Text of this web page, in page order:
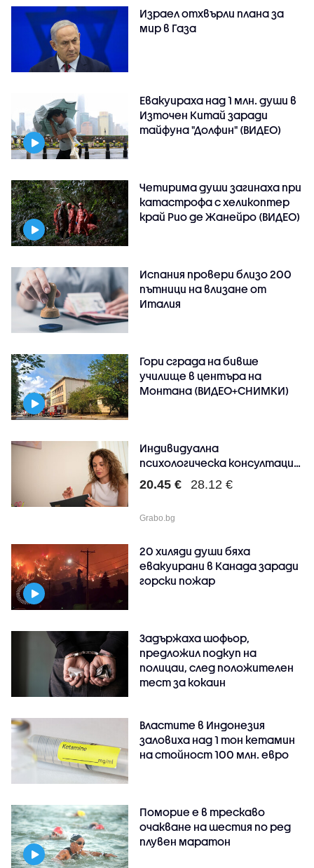
Израел отхвърли плана за
мир в Газа
Евакуираха над 1 млн. души в
Източен Китай заради
тайфуна "Долфин" (ВИДЕО)
Четирима души загинаха при
катастрофа с хеликоптер
край Рио де Жанейро (ВИДЕО)
Испания провери близо 200
пътници на влизане от
Италия
Гори сграда на бивше
училище в центъра на
Монтана (ВИДЕО+СНИМКИ)
Индивидуална
психологическа консултация
- в ..
20.45 € 28.12 €
Grabo.bg
20 хиляди души бяха
евакуирани в Канада заради
горски пожар
Задържаха шофьор,
предложил подкуп на
полицаи, след положителен
тест за кокаин
Властите в Индонезия
заловиха над 1 тон кетамин
на стойност 100 млн. евро
Поморие е в трескаво
очакване на шестия по ред
плувен маратон